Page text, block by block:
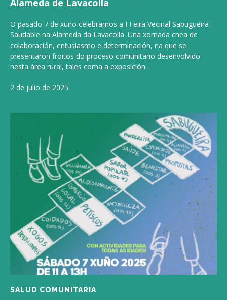
O pasado 7 de xuño celebramos a I Feira Veciñal Sabugueira
Saudable na Alameda da Lavacolla. Una xornada chea de
colaboración, entusiasmo e determinación, na que se
presentaron froitos do proceso comunitario desenvolvido
nesta área rural, tales coma a exposición…
2 de julio de 2025
SALUD COMUNITARIA